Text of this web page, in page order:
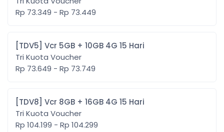
Rp 73.349 - Rp 73.449
[TDV5] Vcr 5GB + 10GB 4G 15 Hari
Tri Kuota Voucher
Rp 73.649 - Rp 73.749
[TDV8] Vcr 8GB + 16GB 4G 15 Hari
Tri Kuota Voucher
Rp 104.199 - Rp 104.299